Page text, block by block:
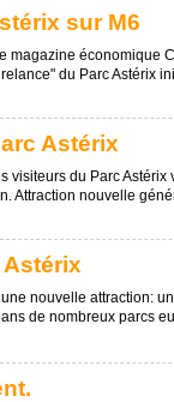
sur M6
magazine économique
du Parc Astérix
Astérix
visiteurs du Parc
Attraction nouvelle
nouvelle attraction:
de nombreux parcs